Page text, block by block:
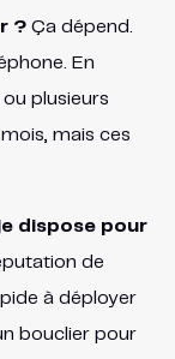
? Ça dépend.
En
plusieurs
mais ces
dispose pour
de
à déployer
bouclier pour